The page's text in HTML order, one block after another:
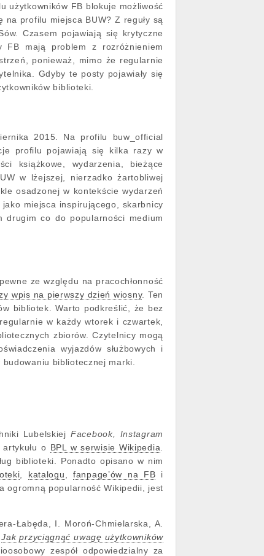
użytkowników FB blokuje możliwość
profilu miejsca BUW? Z reguły są
Czasem pojawiają się krytyczne
FB mają problem z rozróżnieniem
ponieważ, mimo że regularnie
Gdyby te posty pojawiały się
biblioteki.
2015. Na profilu buw_official
profilu pojawiają się kilka razy w
książkowe, wydarzenia, bieżące
w lżejszej, nierzadko żartobliwej
osadzonej w kontekście wydarzeń
miejsca inspirującego, skarbnicy
drugim co do popularności medium
ze względu na pracochłonność
wpis na pierwszy dzień wiosny. Ten
bibliotek. Warto podkreślić, że bez
w każdy wtorek i czwartek,
zbiorów. Czytelnicy mogą
wyjazdów służbowych i
bibliotecznej marki.
LubelskiejFacebook, Instagram
o BPL w serwisie Wikipedia
biblioteki. Ponadto opisano w nim
katalogu ,fanpage’ów na FB i
ogromną popularność Wikipedii, jest
Łabęda, I. Moroń-Chmielarska, A.
Jak przyciągnąć uwagę użytkowników
zespół odpowiedzialny za